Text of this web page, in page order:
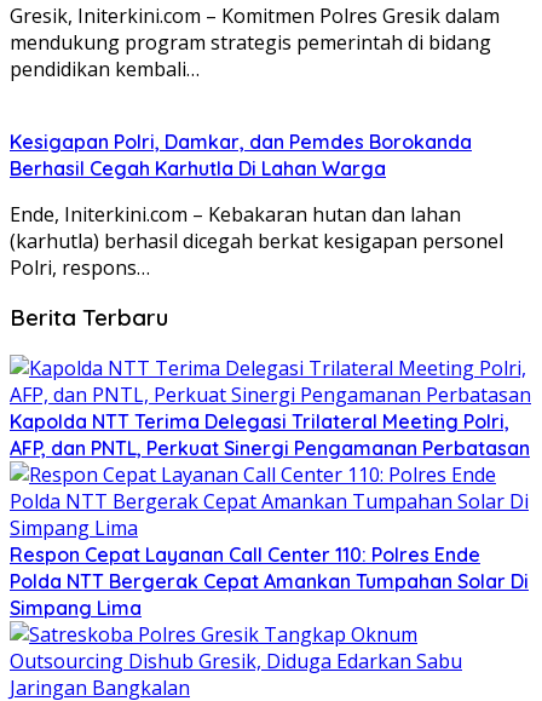
Gresik, Initerkini.com – Komitmen Polres Gresik dalam
mendukung program strategis pemerintah di bidang
pendidikan kembali…
Kesigapan Polri, Damkar, dan Pemdes Borokanda
Berhasil Cegah Karhutla Di Lahan Warga
Ende, Initerkini.com – Kebakaran hutan dan lahan
(karhutla) berhasil dicegah berkat kesigapan personel
Polri, respons…
Berita Terbaru
Kapolda NTT Terima Delegasi Trilateral Meeting Polri,
AFP, dan PNTL, Perkuat Sinergi Pengamanan Perbatasan
Respon Cepat Layanan Call Center 110: Polres Ende
Polda NTT Bergerak Cepat Amankan Tumpahan Solar Di
Simpang Lima